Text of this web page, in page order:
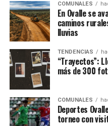
COMUNALES
En Ovalle se
caminos
lluvias
TENDENCIAS
“Trayectos”:
más de 300
COMUNALES
Deportes
torneo con